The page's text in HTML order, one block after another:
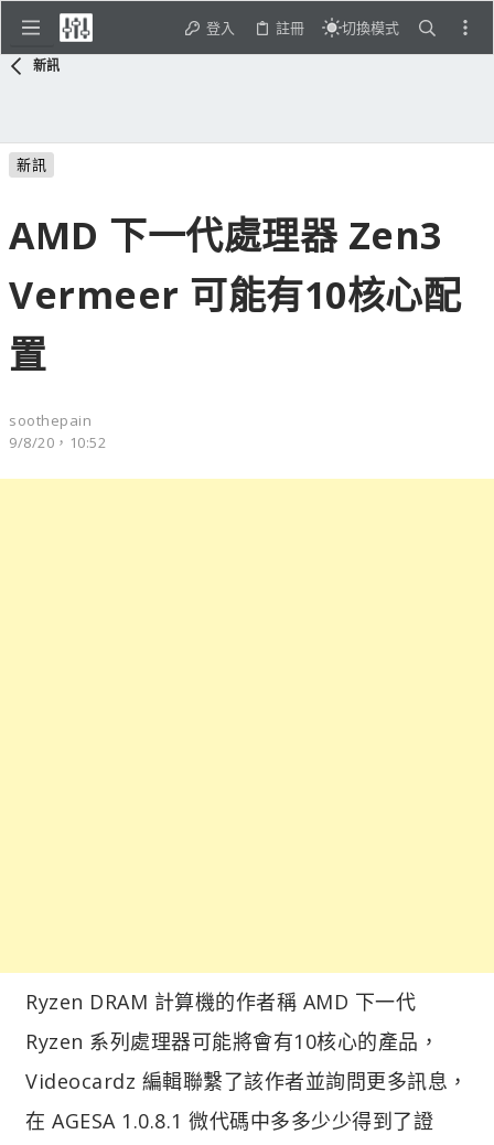
登入 註冊 切換模式
新訊
新訊
AMD 下一代處理器 Zen3
Vermeer 可能有10核心配
置
soothepain
9/8/20，10:52
Ryzen DRAM 計算機的作者稱 AMD 下一代
Ryzen 系列處理器可能將會有10核心的產品，
Videocardz 編輯聯繫了該作者並詢問更多訊息，
在 AGESA 1.0.8.1 微代碼中多多少少得到了證